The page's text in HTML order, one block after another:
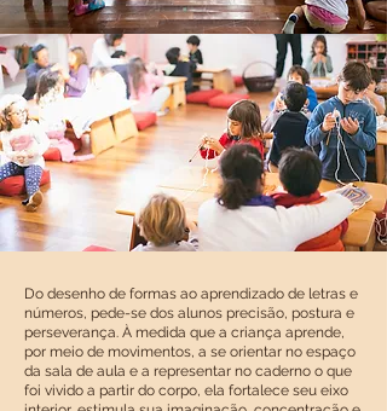
Do desenho de formas ao aprendizado de letras e
números, pede-se dos alunos precisão, postura e
perseverança. À medida que a criança aprende,
por meio de movimentos, a se orientar no espaço
da sala de aula e a representar no caderno o que
foi vivido a partir do corpo, ela fortalece seu eixo